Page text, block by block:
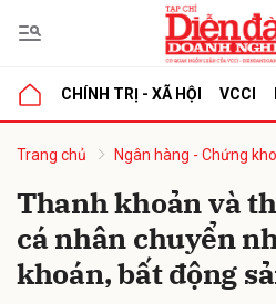
CHÍNH TRỊ - XÃ HỘI VCCI
Trang chủ Ngân hàng - Chứng
Thanh khoản và
cá nhân chuyển
khoán, bất động
luận